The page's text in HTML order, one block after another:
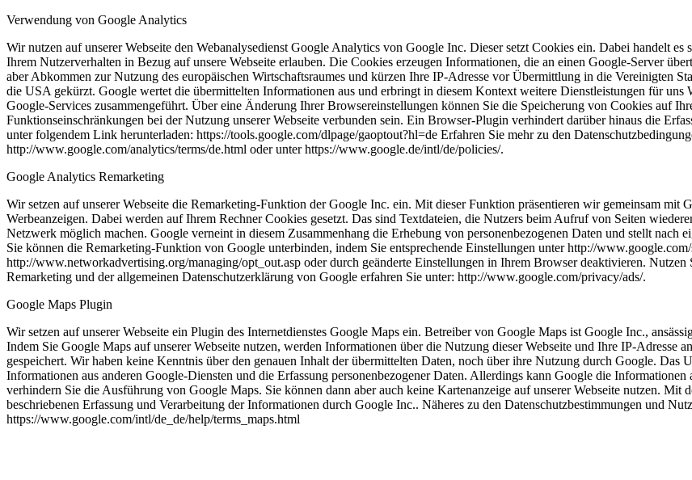
Verwendung von Google Analytics
Wir nutzen auf unserer Webseite den Webanalysedienst Google Analytics von Google Inc. Dieser setzt Cookies ein. Dabei handelt
Ihrem Nutzerverhalten in Bezug auf unsere Webseite erlauben. Die Cookies erzeugen Informationen, die an einen Google-Server
aber Abkommen zur Nutzung des europäischen Wirtschaftsraumes und kürzen Ihre IP-Adresse vor Übermittlung in die Vereinigten
die USA gekürzt. Google wertet die übermittelten Informationen aus und erbringt in diesem Kontext weitere Dienstleistungen für uns
Google-Services zusammengeführt. Über eine Änderung Ihrer Browsereinstellungen können Sie die Speicherung von Cookies auf
Funktionseinschränkungen bei der Nutzung unserer Webseite verbunden sein. Ein Browser-Plugin verhindert darüber hinaus die
unter folgendem Link herunterladen: https://tools.google.com/dlpage/gaoptout?hl=de Erfahren Sie mehr zu den
http://www.google.com/analytics/terms/de.html oder unter https://www.google.de/intl/de/policies/.
Google Analytics Remarketing
Wir setzen auf unserer Webseite die Remarketing-Funktion der Google Inc. ein. Mit dieser Funktion präsentieren wir gemeinsam mit
Werbeanzeigen. Dabei werden auf Ihrem Rechner Cookies gesetzt. Das sind Textdateien, die Nutzers beim Aufruf von Seiten
Netzwerk möglich machen. Google verneint in diesem Zusammenhang die Erhebung von personenbezogenen Daten und stellt nach
Sie können die Remarketing-Funktion von Google unterbinden, indem Sie entsprechende Einstellungen unter http://
http://www.networkadvertising.org/managing/opt_out.asp oder durch geänderte Einstellungen in Ihrem Browser deaktivieren.
Remarketing und der allgemeinen Datenschutzerklärung von Google erfahren Sie unter: http://www.google.com/privacy/ads/.
Google Maps Plugin
Wir setzen auf unserer Webseite ein Plugin des Internetdienstes Google Maps ein. Betreiber von Google Maps ist Google Inc.,
Indem Sie Google Maps auf unserer Webseite nutzen, werden Informationen über die Nutzung dieser Webseite und Ihre IP-Adresse
gespeichert. Wir haben keine Kenntnis über den genauen Inhalt der übermittelten Daten, noch über ihre Nutzung durch Google.
Informationen aus anderen Google-Diensten und die Erfassung personenbezogener Daten. Allerdings kann Google die
verhindern Sie die Ausführung von Google Maps. Sie können dann aber auch keine Kartenanzeige auf unserer Webseite nutzen. Mit
beschriebenen Erfassung und Verarbeitung der Informationen durch Google Inc.. Näheres zu den Datenschutzbestimmungen und
https://www.google.com/intl/de_de/help/terms_maps.html